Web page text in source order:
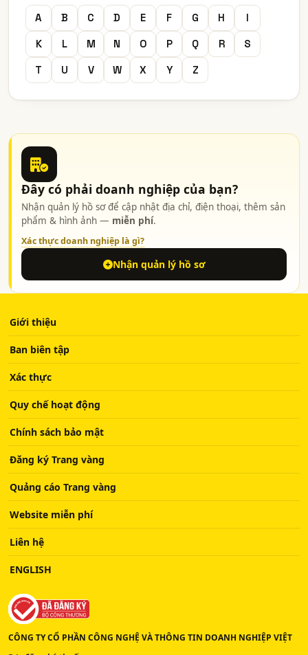
A B C D E F G H
I
K
L M N O P Q R
S
T
U V W X Y Z
Đây có phải doanh nghiệp của bạn?
Nhận quản lý hồ sơ để cập nhật địa chỉ, điện thoại, thêm sản
phẩm & hình ảnh — miễn phí.
Xác thực doanh nghiệp là gì?
Nhận quản lý hồ sơ
Giới thiệu
Ban biên tập
Xác thực
Quy chế hoạt động
Chính sách bảo mật
Đăng ký Trang vàng
Quảng cáo Trang vàng
Website miễn phí
Liên hệ
ENGLISH
CÔNG TY CỔ PHẦN CÔNG NGHỆ VÀ THÔNG TIN DOANH NGHIỆP VIỆT